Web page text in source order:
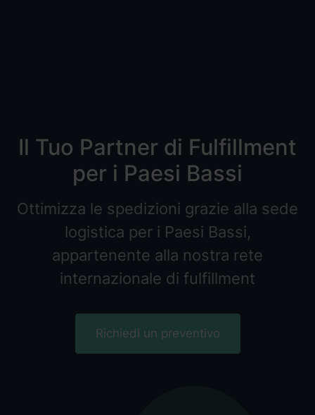
Il Tuo Partner di Fulfillment
per i Paesi Bassi
Ottimizza le spedizioni grazie alla sede
logistica per i Paesi Bassi,
appartenente alla nostra rete
internazionale di fulfillment
Richiedi un preventivo